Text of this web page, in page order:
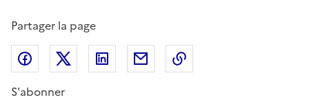
Partager la page
Partager sur Facebook
Partager sur X (anciennement Twitter)
Partager sur LinkedIn
Partager par email
S'abonner